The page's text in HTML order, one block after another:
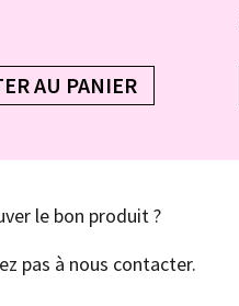
AU PANIER
le bon produit ?
pas à nous contacter.